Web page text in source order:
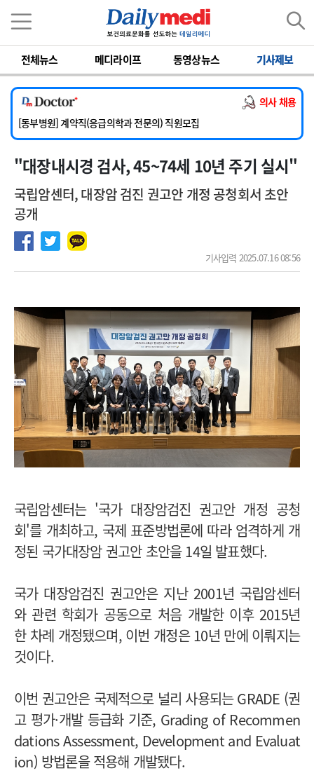
전체뉴스 메디라이프 동영상뉴스 기사제보
의사 채용
[서울아산병원] 2026년 하반기 인턴 모집
[영남대학교의료원] 마취통증의학과 임기제 임상의사 채용
[충남대학교병원] 소아청소년과(소아응급전담) 계약직 의사 공개채용
[동부병원] 계약직(응급의학과 전문의) 직원모집
[이대목동병원] 하반기 전공의(레지던트1년차) 모집
[서울아산병원] 2026년 하반기 인턴 모집
"대장내시경 검사, 45~74세 10년 주기 실시"
국립암센터, 대장암 검진 권고안 개정 공청회서 초안
공개
기사입력 2025.07.16 08:56
국립암센터는 '국가 대장암검진 권고안 개정 공청
회'를 개최하고, 국제 표준방법론에 따라 엄격하게 개
정된 국가대장암 권고안 초안을 14일 발표했다.
국가 대장암검진 권고안은 지난 2001년 국립암센터
와 관련 학회가 공동으로 처음 개발한 이후 2015년
한 차례 개정됐으며, 이번 개정은 10년 만에 이뤄지는
것이다.
이번 권고안은 국제적으로 널리 사용되는 GRADE (권
고 평가·개발 등급화 기준, Grading of Recommen
dations Assessment, Development and Evaluat
ion) 방법론을 적용해 개발됐다.